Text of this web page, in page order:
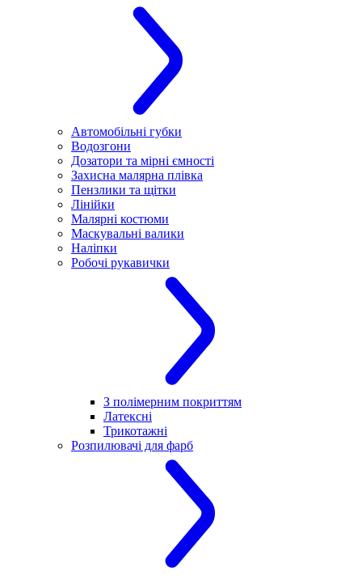
Автомобільні губки
Водозгони
Дозатори та мірні ємності
Захисна малярна плівка
Пензлики та щітки
Лінійки
Малярні костюми
Маскувальні валики
Наліпки
Робочі рукавички
З полімерним покриттям
Латексні
Трикотажні
Розпилювачі для фарб